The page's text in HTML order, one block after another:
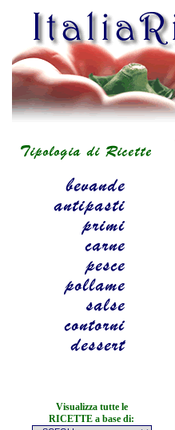
Visualizza tutte le
RICETTE a base di: